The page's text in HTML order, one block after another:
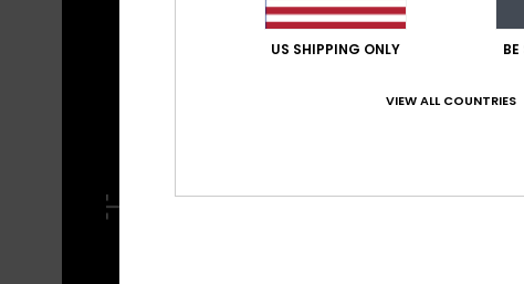
pistes
US SHIPPING ONLY
VIEW ALL COUNTRIES